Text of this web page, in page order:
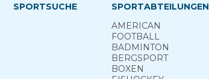
SPORTSUCHE
SPORTABTEILUNGEN
AMERICAN
FOOTBALL
BADMINTON
BERG­SPORT
BOXEN